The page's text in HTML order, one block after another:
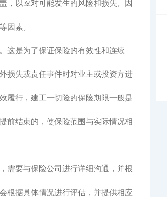
，以应对可能发生的风险和损失。因
因素。
这是为了保证保险的有效性和连续
损失或责任事件时对业主或投资方进
履行，建工一切险的保险期限一般是
前结束的，使保险范围与实际情况相
需要与保险公司进行详细沟通，并根
根据具体情况进行评估，并提供相应